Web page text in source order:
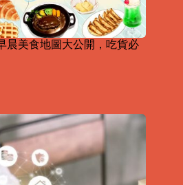
晨美食地圖大公開，吃貨必